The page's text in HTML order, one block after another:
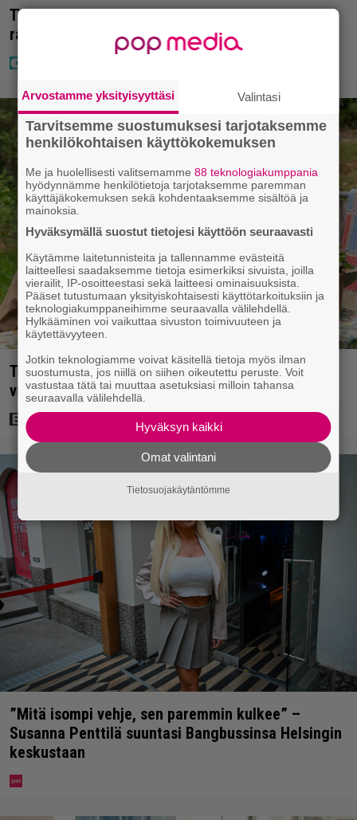
Täällä pelattiin lauantain Loton ja Jokerin isot
rahat – Tokmannilla, ABC:lla, netissä…
Tänään tv:ssä: Koskettava kotimainen elokuva
vuodelta 2020 – ”Tehty isolla sydämellä”
”Mitä isompi vehje, sen paremmin kulkee” –
Susanna Penttilä suuntasi Bangbussinsa Helsingin
keskustaan
Arvostamme yksityisyyttäsi Valintasi
Tarvitsemme suostumuksesi tarjotaksemme
henkilökohtaisen käyttökokemuksen
Me ja huolellisesti valitsemamme88 teknologiakumppania
hyödynnämme henkilötietoja tarjotaksemme paremman
käyttäjäkokemuksen sekä kohdentaaksemme sisältöä ja
mainoksia.
Hyväksymällä suostut tietojesi käyttöön seuraavasti
Käytämme laitetunnisteita ja tallennamme evästeitä
laitteellesi saadaksemme tietoja esimerkiksi sivuista, joilla
vierailit, IP-osoitteestasi sekä laitteesi ominaisuuksista.
Pääset tutustumaan yksityiskohtaisesti käyttötarkoituksiin ja
teknologiakumppaneihimme seuraavalla välilehdellä.
Hylkääminen voi vaikuttaa sivuston toimivuuteen ja
käytettävyyteen.
Jotkin teknologiamme voivat käsitellä tietoja myös ilman
suostumusta, jos niillä on siihen oikeutettu peruste. Voit
vastustaa tätä tai muuttaa asetuksiasi milloin tahansa
seuraavalla välilehdellä.
Hyväksyn kaikki
Omat valintani
Tietosuojakäytäntömme